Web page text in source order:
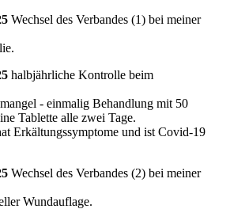
Wechsel des Verbandes (1) bei meiner
halbjährliche Kontrolle beim
- einmalig Behandlung mit 50
Tablette alle zwei Tage.
Erkältungssymptome und ist Covid-19
Wechsel des Verbandes (2) bei meiner
Wundauflage.